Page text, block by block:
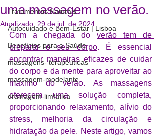
Tratamentos Naturais
Autocuidado e Bem-Estar | Lisboa
Benefícios para a Saúde
massagens- terapêuticas
massagem-modelante
drainagem-limfatica
uma massagem no verão.
Atualizado: 29 de jul. de 2024
Com a chegada do verão tem de
preparar o seu corpo. É essencial
encontrar maneiras eficazes de cuidar
do corpo e da mente para aproveitar ao
máximo do verão. As massagens
oferecem uma solução completa,
proporcionando relaxamento, alívio do
stress, melhoria da circulação e
hidratação da pele. Neste artigo, vamos